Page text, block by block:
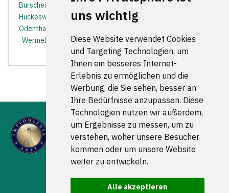
uns wichtig
Diese Website verwendet Cookies
und Targeting Technologien, um
Ihnen ein besseres Internet-
Erlebnis zu ermöglichen und die
Werbung, die Sie sehen, besser an
Ihre Bedürfnisse anzupassen. Diese
Technologien nutzen wir außerdem,
um Ergebnisse zu messen, um zu
verstehen, woher unsere Besucher
kommen oder um unsere Website
weiter zu entwickeln.
Alle akzeptieren
Burscheid Gummersbach
Hückeswagen
* Kürten*Leichlingen (Rheinland)
Odenthal
Wermelskirchen*Wuppertal*Wülfrath*
FOLGEN SIE UNS